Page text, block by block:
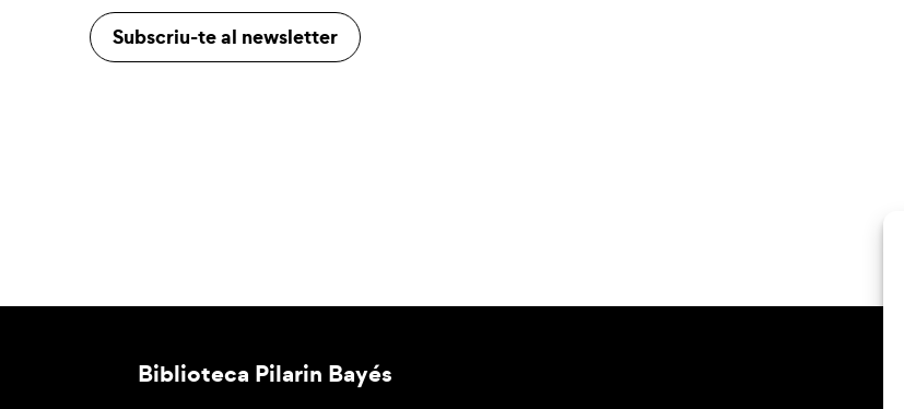
Subscriu-te al newsletter
Biblioteca Pilarin Bayés